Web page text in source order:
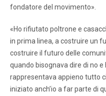
fondatore del movimento».
«Ho rifiutato poltrone e
in prima linea, a costruire un
costruire il futuro delle
quando bisognava dire di no e
rappresentava appieno tutto
iniziato anch’io a far parte di